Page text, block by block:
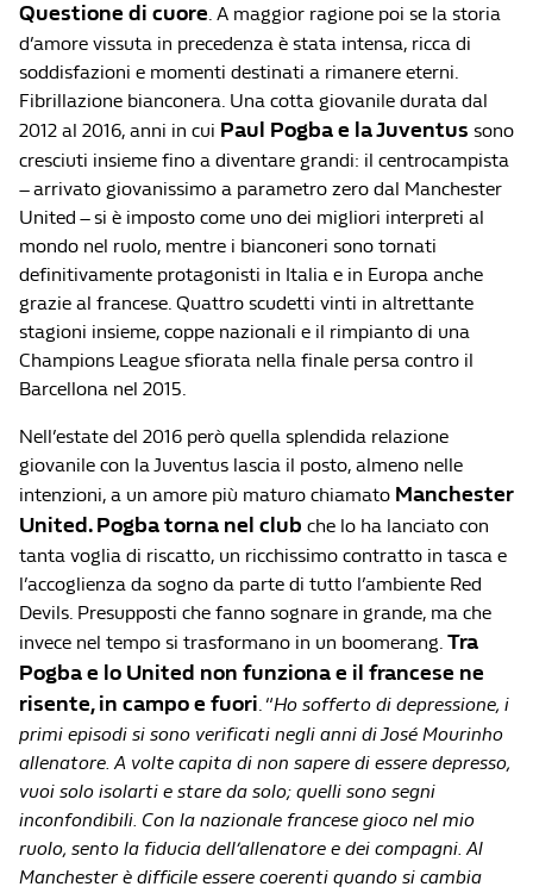
Questione di cuore. A maggior ragione poi se la storia
d’amore vissuta in precedenza è stata intensa, ricca di
soddisfazioni e momenti destinati a rimanere eterni.
Fibrillazione bianconera. Una cotta giovanile durata dal
2012 al 2016, anni in cui Paul Pogba e la Juventus sono
cresciuti insieme fino a diventare grandi: il centrocampista
– arrivato giovanissimo a parametro zero dal Manchester
United – si è imposto come uno dei migliori interpreti al
mondo nel ruolo, mentre i bianconeri sono tornati
definitivamente protagonisti in Italia e in Europa anche
grazie al francese. Quattro scudetti vinti in altrettante
stagioni insieme, coppe nazionali e il rimpianto di una
Champions League sfiorata nella finale persa contro il
Barcellona nel 2015.
Nell’estate del 2016 però quella splendida relazione
giovanile con la Juventus lascia il posto, almeno nelle
intenzioni, a un amore più maturo chiamato Manchester
United. Pogba torna nel club che lo ha lanciato con
tanta voglia di riscatto, un ricchissimo contratto in tasca e
l’accoglienza da sogno da parte di tutto l’ambiente Red
Devils. Presupposti che fanno sognare in grande, ma che
invece nel tempo si trasformano in un boomerang. Tra
Pogba e lo United non funziona e il francese ne
risente, in campo e fuori. “Ho sofferto di depressione, i
primi episodi si sono verificati negli anni di José Mourinho
allenatore. A volte capita di non sapere di essere depresso,
vuoi solo isolarti e stare da solo; quelli sono segni
inconfondibili. Con la nazionale francese gioco nel mio
ruolo, sento la fiducia dell’allenatore e dei compagni. Al
Manchester è difficile essere coerenti quando si cambia